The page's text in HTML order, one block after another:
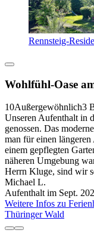
Rennsteig-
Wohlfühl-Oase
10Außergewöhnlich3
Unseren Aufenthalt in
genossen. Das
man für einen
einem gepflegten
näheren Umgebung
Herrn Kluge, sind wir
Michael L.
Aufenthalt im Sept.
Weitere Infos zu
Thüringer Wald